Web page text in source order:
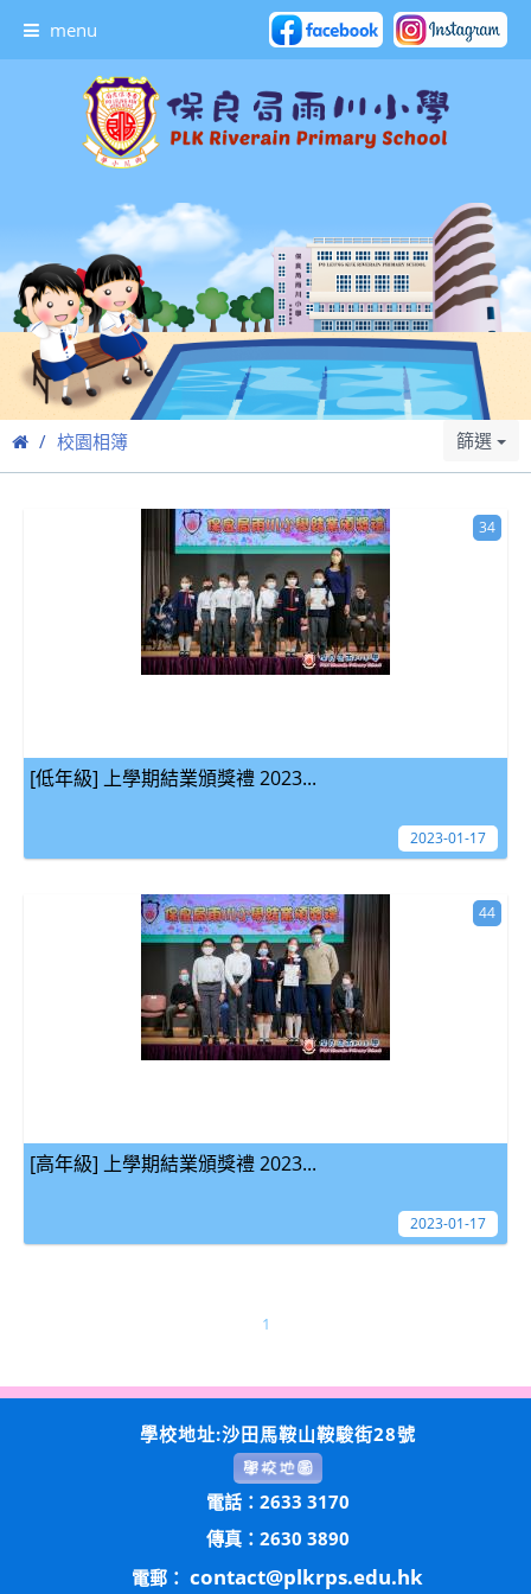
menu
校園相簿 篩選
[低年級] 上學期結業頒獎禮 2023...
34
2023-01-17
[高年級] 上學期結業頒獎禮 2023...
44
2023-01-17
1
學校地址:沙田馬鞍山鞍駿街28號
電話：2633 3170
傳真：2630 3890
電郵： contact@plkrps.edu.hk